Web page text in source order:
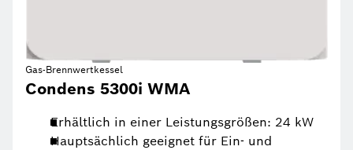
Gas-Brennwertkessel
Condens 5300i WMA
Erhältlich in einer Leistungsgrößen: 24 kW
Hauptsächlich geeignet für Ein- und